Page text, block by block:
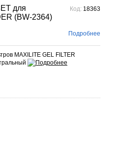
для
(BW-2364)
Код: 18363
Подробнее
MAXILITE GEL FILTER